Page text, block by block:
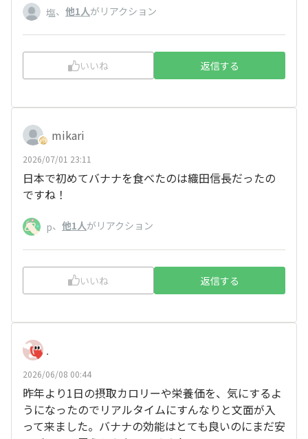
塩、 他1人がリアクション
いいね 返信する
mikari
2026/07/01 23:11
日本で初めてバナナを食べたのは織田信長だったの
ですね！
p、 他1人がリアクション
いいね 返信する
.
2026/06/08 00:44
昨年より1日の摂取カロリーや栄養価を、気にするよ
うになったのでリアルタイムにすんなりと文面が入
って来ました。バナナの効能はとても良いのにまだ安